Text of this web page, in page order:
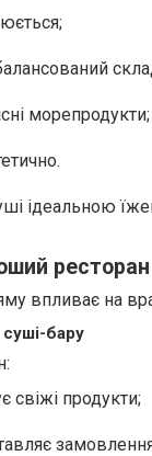
морепродукти;
ідеальною
впливає на
бару
свіжі продукти;